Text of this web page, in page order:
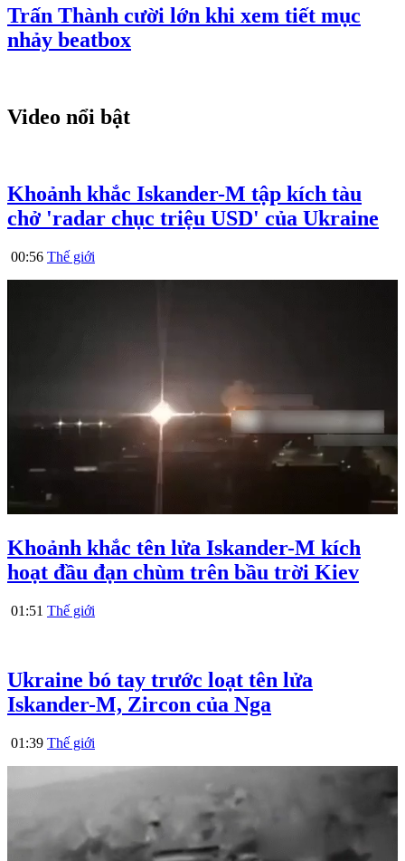
Trấn Thành cười lớn khi xem tiết mục
nhảy beatbox
Video nổi bật
Khoảnh khắc Iskander-M tập kích tàu
chở 'radar chục triệu USD' của Ukraine
00:56 Thế giới
Khoảnh khắc tên lửa Iskander-M kích
hoạt đầu đạn chùm trên bầu trời Kiev
01:51 Thế giới
Ukraine bó tay trước loạt tên lửa
Iskander-M, Zircon của Nga
01:39 Thế giới